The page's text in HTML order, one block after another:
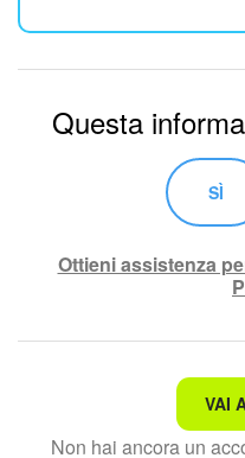
Questa
SÌ
Ottieni assistenza
Non è quello che sto
Testo complesso e
VAI
Non hai ancora un